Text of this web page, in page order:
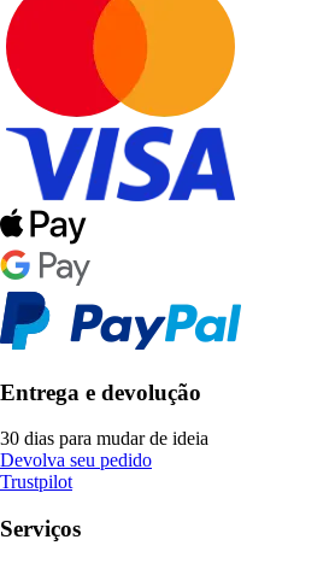
Entrega e devolução
30 dias para mudar de ideia
Devolva seu pedido
Trustpilot
Serviços